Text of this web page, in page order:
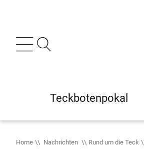
Teckbotenpokal
Home Nachrichten Rund um die Teck